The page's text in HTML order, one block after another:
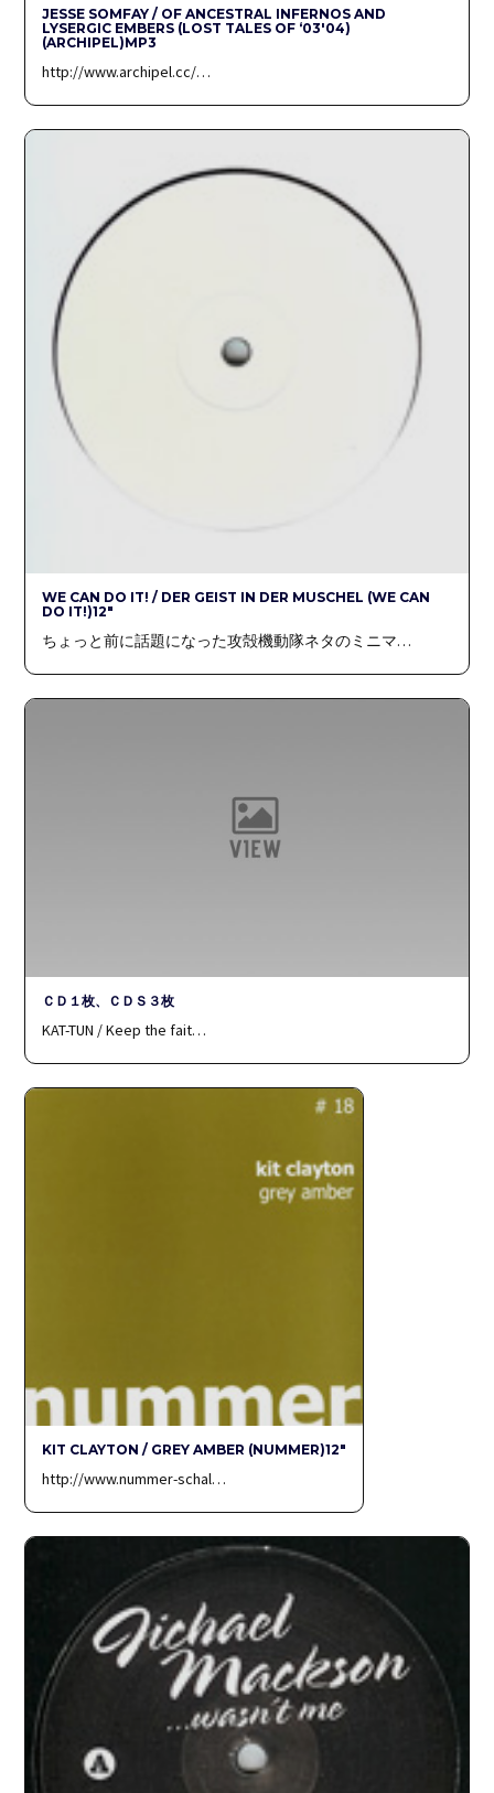
JESSE SOMFAY / OF ANCESTRAL INFERNOS AND
LYSERGIC EMBERS (LOST TALES OF ‘03′04)
(ARCHIPEL)MP3
http://www.archipel.cc/…
WE CAN DO IT! / DER GEIST IN DER MUSCHEL (WE CAN
DO IT!)12″
ちょっと前に話題になった攻殻機動隊ネタのミニマ…
ＣＤ１枚、ＣＤＳ３枚
KAT-TUN / Keep the fait…
KIT CLAYTON / GREY AMBER (NUMMER)12″
http://www.nummer-schal…